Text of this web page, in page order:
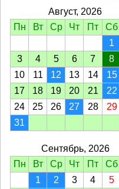
Август, 2026
Пн
Вт Ср Чт Пт Сб
1
3
4 5 6 7 8
10
11 12 13 14 15
17
18 19 20 21 22
24
25 26 27 28 29
31
Сентябрь, 2026
Пн
Вт Ср Чт Пт Сб
1
2 3 4 5